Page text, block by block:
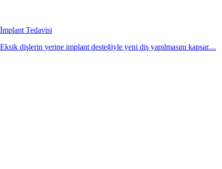
İmplant Tedavisi
Eksik dişlerin yerine implant desteğiyle yeni diş yapılmasını kapsar....